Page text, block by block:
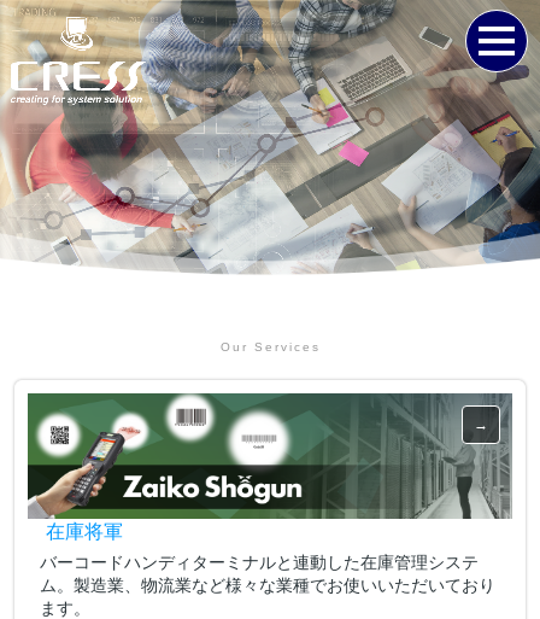
Our Services
在庫将軍
バーコードハンディターミナルと連動した在庫管理システ
ム。製造業、物流業など様々な業種でお使いいただいており
ます。